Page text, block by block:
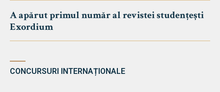
A apărut primul număr al revistei studențești
Exordium
CONCURSURI INTERNAȚIONALE